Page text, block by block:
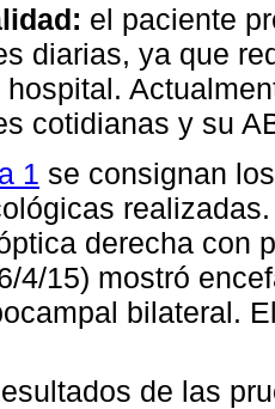
el paciente
diarias, ya que
cotidianas y su
1 se consignan
derecha con
4/15) mostró
bilateral.
de las